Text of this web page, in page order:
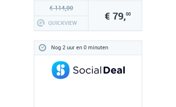
€ 114,00
QUICKVIEW
€ 79,00
Nog 2 uur en 0 minuten